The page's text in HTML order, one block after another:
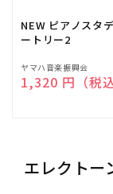
NEW ピアノスタ
ートリー2
販
売
ヤマハ音楽振興会
通常価格
1,320 円（税込
エレクトー